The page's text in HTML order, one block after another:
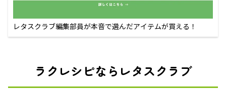
レタスクラブ編集部員が本音で選んだアイテムが買える！
ラクレシピならレタスクラブ